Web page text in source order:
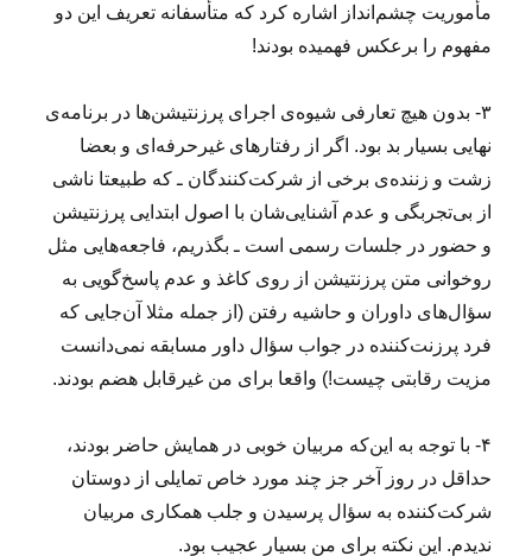
مأموریت چشم‌انداز اشاره کرد که متأسفانه تعریف این دو
مفهوم را برعکس فهمیده بودند!
۳- بدون هیچ تعارفی شیوه‌ی اجرای پرزنتیشن‌ها در برنامه‌ی
نهایی بسیار بد بود. اگر از رفتارهای غیرحرفه‌ای و بعضا
زشت و زننده‌ی برخی از شرکت‌کنندگان ـ که طبیعتا ناشی
از بی‌تجربگی و عدم آشنایی‌شان با اصول ابتدایی پرزنتیشن
و حضور در جلسات رسمی است ـ بگذریم، فاجعه‌هایی مثل
روخوانی متن پرزنتیشن از روی کاغذ و عدم پاسخ‌گویی به
سؤال‌های داوران و حاشیه‌ رفتن (از جمله مثلا آن‌جایی که
فرد پرزنت‌کننده در جواب سؤال داور مسابقه نمی‌دانست
مزیت رقابتی چیست!) واقعا برای من غیرقابل هضم بودند.
۴- با توجه به این‌که مربیان خوبی در همایش حاضر بودند،
حداقل در روز آخر جز چند مورد خاص تمایلی از دوستان
شرکت‌کننده به سؤال پرسیدن و جلب همکاری مربیان
ندیدم. این نکته برای من بسیار عجیب بود.